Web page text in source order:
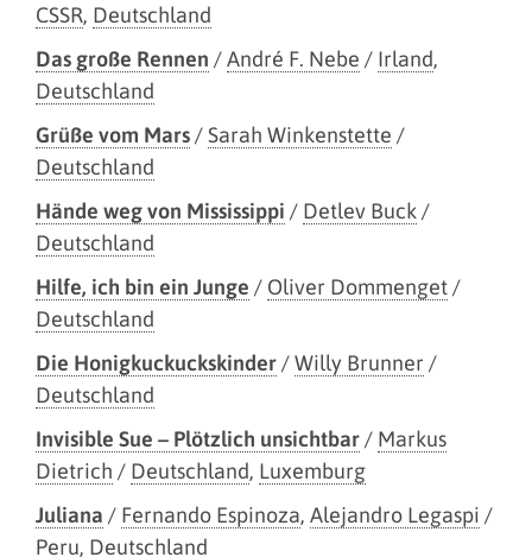
CSSR, Deutschland
Das große Rennen /André F. Nebe / Irland,
Deutschland
Grüße vom Mars/Sarah Winkenstette /
Deutschland
Hände weg von Mississippi / Detlev Buck /
Deutschland
Hilfe, ich bin ein Junge / Oliver Dommenget/
Deutschland
Die Honigkuckuckskinder/Willy Brunner /
Deutschland
Invisible Sue – Plötzlich unsichtbar/ Markus
Dietrich / Deutschland, Luxemburg
Juliana / Fernando Espinoza, Alejandro Legaspi /
Peru, Deutschland